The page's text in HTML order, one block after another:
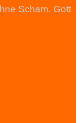
Scham. Gott